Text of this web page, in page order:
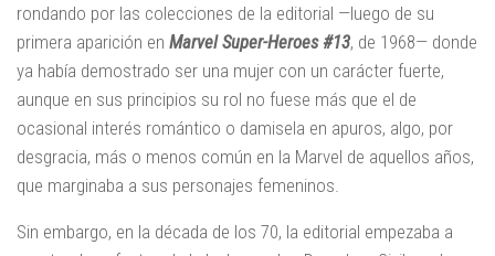
rondando por las colecciones de la editorial —luego de su
primera aparición en Marvel Super-Heroes #13, de 1968— donde
ya había demostrado ser una mujer con un carácter fuerte,
aunque en sus principios su rol no fuese más que el de
ocasional interés romántico o damisela en apuros, algo, por
desgracia, más o menos común en la Marvel de aquellos años,
que marginaba a sus personajes femeninos.
Sin embargo, en la década de los 70, la editorial empezaba a